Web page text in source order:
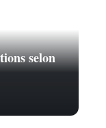
selon